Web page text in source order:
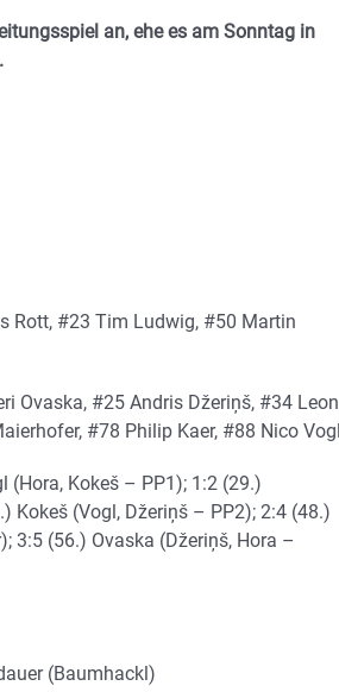
an, ehe es am Sonntag in
Rott, #23 Tim Ludwig, #50 Martin
Ovaska, #25 Andris Džeriņš, #34 Leon
#78 Philip Kaer, #88 Nico Vogl
(Hora, Kokeš – PP1); 1:2 (29.)
Kokeš (Vogl, Džeriņš – PP2); 2:4 (48.)
3:5 (56.) Ovaska (Džeriņš, Hora –
(Baumhackl)